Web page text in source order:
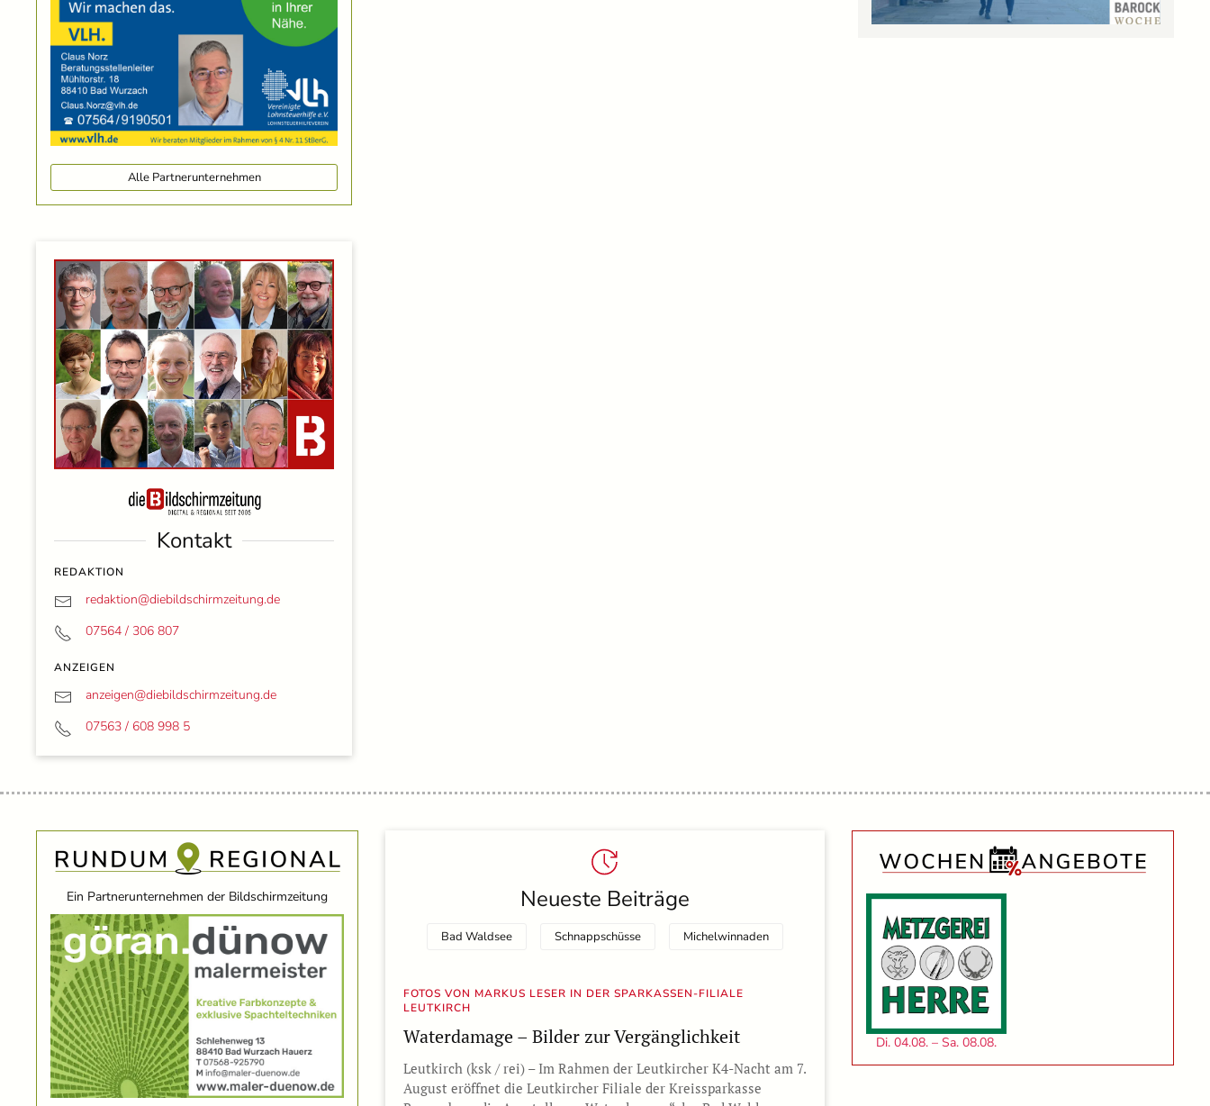
Alle Partnerunternehmen
Kontakt
REDAKTION
redaktion@diebildschirmzeitung.de
07564 / 306 807
ANZEIGEN
anzeigen@diebildschirmzeitung.de
07563 / 608 998 5
Neueste Beiträge
Bad Waldsee Schnappschüsse Michelwinnaden
FOTOS VON MARKUS LESER IN DER SPARKASSEN-FILIALE
LEUTKIRCH
Waterdamage – Bilder zur Vergänglichkeit
Leutkirch (ksk / rei) – Im Rahmen der Leutkircher K4-Nacht am 7.
August eröffnet die Leutkircher Filiale der Kreissparkasse
Ein Partnerunternehmen der Bildschirmzeitung
Di. 04.08. – Sa. 08.08.